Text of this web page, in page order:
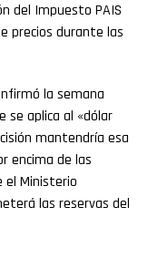
del Impuesto PAIS
precios durante las
la semana
se aplica al «dólar
mantendría esa
encima de las
el Ministerio
las reservas del